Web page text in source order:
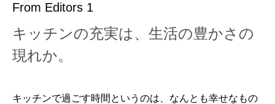
From Editors 1
キッチンの充実は、生活の豊かさの
現れか。
キッチンで過ごす時間というのは、なんとも幸せなもの